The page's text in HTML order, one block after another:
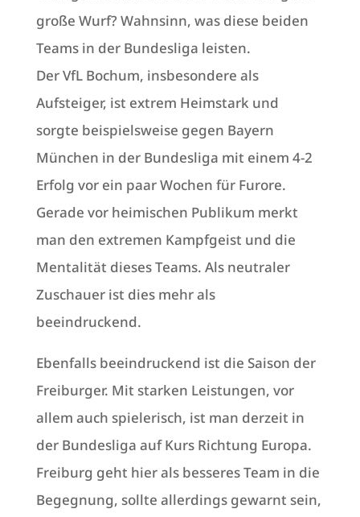
große Wurf? Wahnsinn, was diese beiden
Teams in der Bundesliga leisten.
Der VfL Bochum, insbesondere als
Aufsteiger, ist extrem Heimstark und
sorgte beispielsweise gegen Bayern
München in der Bundesliga mit einem 4-2
Erfolg vor ein paar Wochen für Furore.
Gerade vor heimischen Publikum merkt
man den extremen Kampfgeist und die
Mentalität dieses Teams. Als neutraler
Zuschauer ist dies mehr als
beeindruckend.
Ebenfalls beeindruckend ist die Saison der
Freiburger. Mit starken Leistungen, vor
allem auch spielerisch, ist man derzeit in
der Bundesliga auf Kurs Richtung Europa.
Freiburg geht hier als besseres Team in die
Begegnung, sollte allerdings gewarnt sein,